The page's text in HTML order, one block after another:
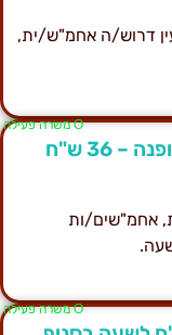
דרוש/ה אחמ"ש/ית,
Ο משרה פעילה
מוכר/ת, אחמ"ש/ית, סגן/ית לסניף אופנה – 36 ש"ח
אחמ"שים/ות
Ο משרה פעילה